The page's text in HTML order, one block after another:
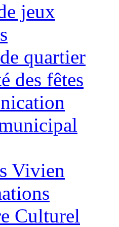
jeux
quartier
des fêtes
Vivien
Culturel